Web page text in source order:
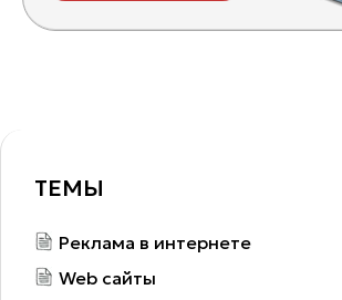
ТЕМЫ
Реклама в интернете
Web сайты